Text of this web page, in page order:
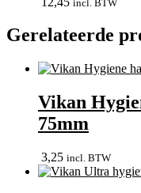
incl. BTW
Gerelateerde
Vikan
75mm
3,25 incl. BTW